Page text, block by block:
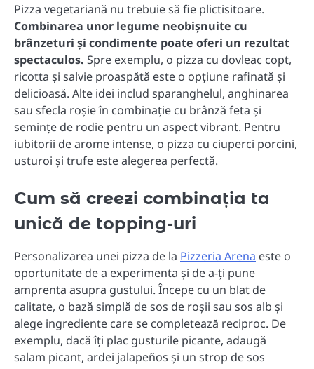
Pizza vegetariană nu trebuie să fie plictisitoare.
Combinarea unor legume neobișnuite cu
brânzeturi și condimente poate oferi un rezultat
spectaculos. Spre exemplu, o pizza cu dovleac copt,
ricotta și salvie proaspătă este o opțiune rafinată și
delicioasă. Alte idei includ sparanghelul, anghinarea
sau sfecla roșie în combinație cu brânză feta și
semințe de rodie pentru un aspect vibrant. Pentru
iubitorii de arome intense, o pizza cu ciuperci porcini,
usturoi și trufe este alegerea perfectă.
Cum să creezi combinația ta
unică de topping-uri
Personalizarea unei pizza de la Pizzeria Arena este o
oportunitate de a experimenta și de a-ți pune
amprenta asupra gustului. Începe cu un blat de
calitate, o bază simplă de sos de roșii sau sos alb și
alege ingrediente care se completează reciproc. De
exemplu, dacă îți plac gusturile picante, adaugă
salam picant, ardei jalapeños și un strop de sos